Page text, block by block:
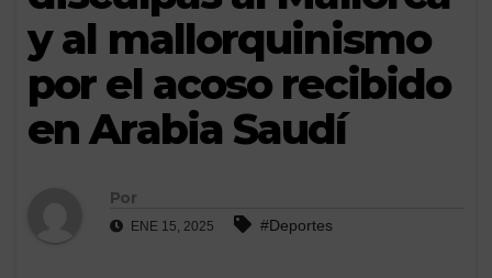
y al mallorquinismo
por el acoso recibido
en Arabia Saudí
Por
ENE 15, 2025 #Deportes